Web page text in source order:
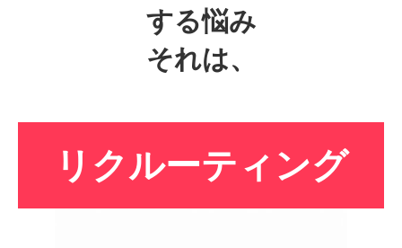
する悩み
それは、
リクルーティング